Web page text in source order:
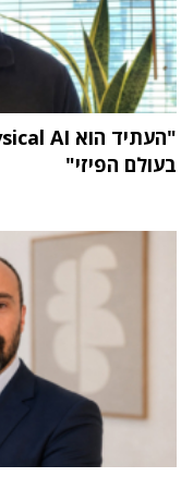
בעולם הפיזי"